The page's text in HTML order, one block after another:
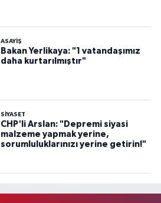
ASAYİŞ
Bakan Yerlikaya: "1 vatandaşımız
daha kurtarılmıştır"
SİYASET
CHP'li Arslan: "Depremi siyasi
malzeme yapmak yerine,
sorumluluklarınızı yerine getirin!"